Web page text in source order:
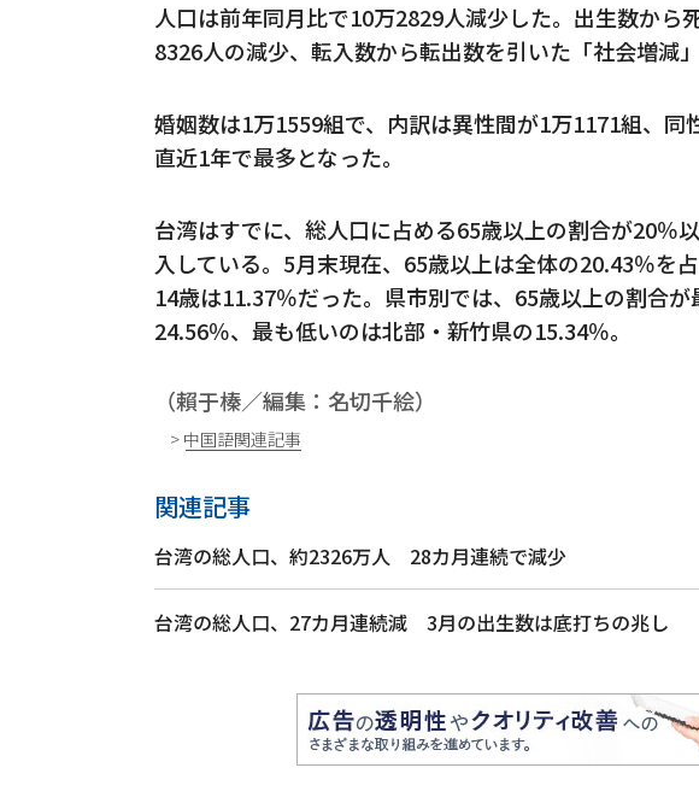
人口は前年同月比で10万2829人減少した。出生数から
8326人の減少、転入数から転出数を引いた「社会増減
婚姻数は1万1559組で、内訳は異性間が1万1171組、同
直近1年で最多となった。
台湾はすでに、総人口に占める65歳以上の割合が20％
入している。5月末現在、65歳以上は全体の20.43％を
14歳は11.37％だった。県市別では、65歳以上の割合
24.56％、最も低いのは北部・新竹県の15.34％。
（賴于榛／編集：名切千絵）
> 中国語関連記事
関連記事
台湾の総人口、約2326万人 28カ月連続で減少
台湾の総人口、27カ月連続減 3月の出生数は底打ちの兆し